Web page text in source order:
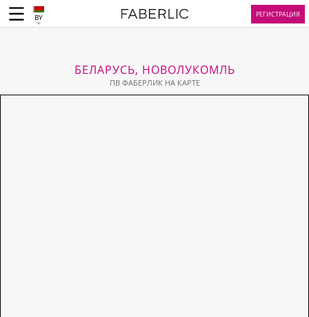
BY РЕГИСТРАЦИЯ
БЕЛАРУСЬ, НОВОЛУКОМЛЬ
ПВ ФАБЕРЛИК НА КАРТЕ